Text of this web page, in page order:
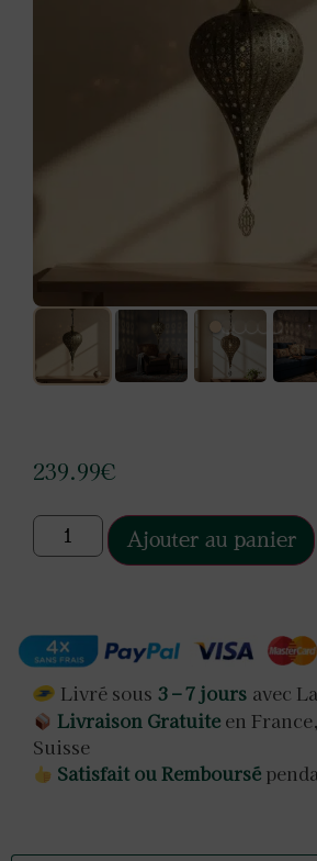
239.99€
Ajouter au panier
Livré sous 3 – 7 jours avec
Livraison Gratuite en
Suisse
Satisfait ou Remboursé